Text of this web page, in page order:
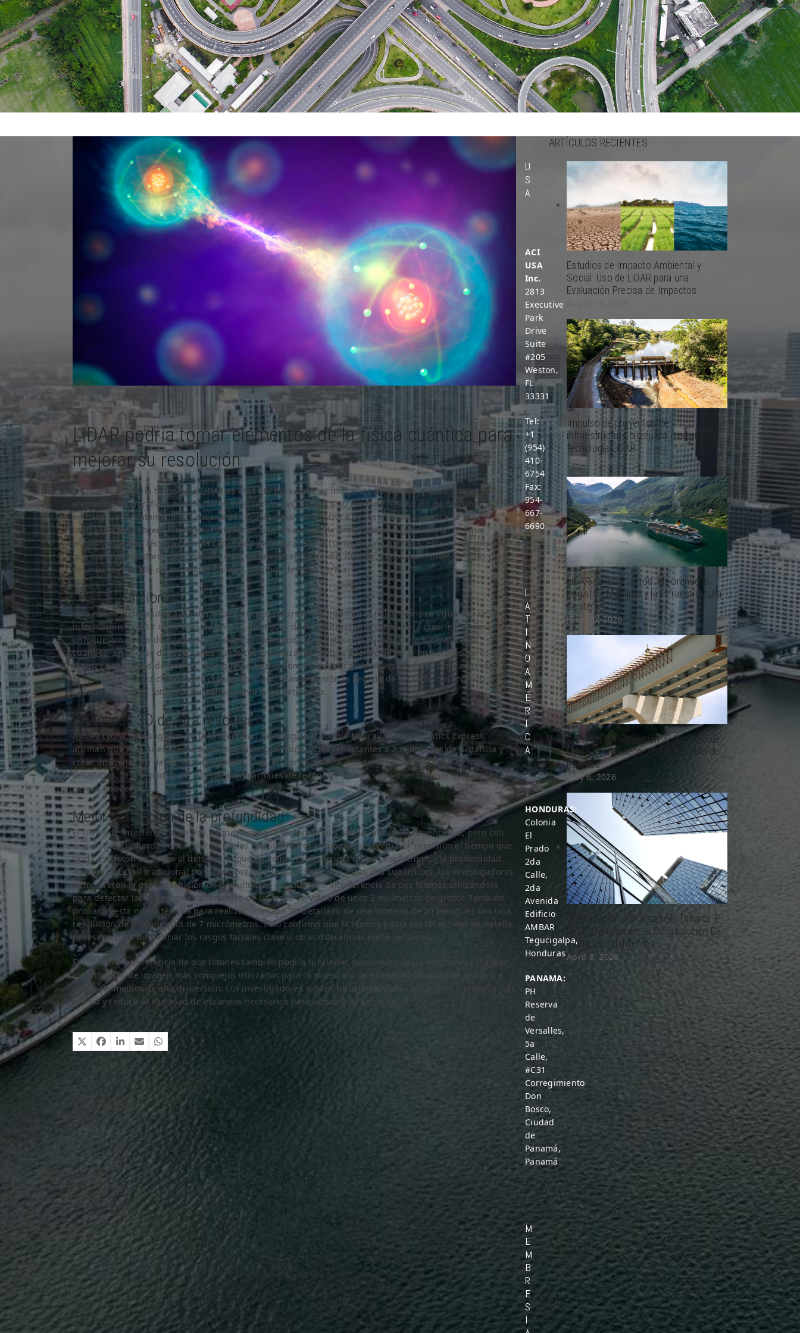
Sistema LiDAR
LiDAR podría tomar elementos de la física cuántica para
mejorar su resolución
En la actualidad, la tecnología LiDAR es más útil para obtener imágenes de objetos grandes, tales como
elementos topográficos o estructuras arquitectónicas, debido a su limitada resolución de profundidad. Sin
embargo, aparentemente las cosas están por cambiar. Una técnica de inspiración cuántica se está
utilizando para obtener imágenes LiDAR con una resolución de profundidad mucho mayor. Aunque
actualmente esta técnica tiene la capacidad para escanear la forma de una persona, esta nueva mejora,
que los investigadores denominan LiDAR de interferencia de dos fotones, capta suficientes detalles para
ver mucho más allá de los rasgos faciales. Veamos de qué se trata.
¿Cómo funciona?
Esta nueva técnica utiliza la interferometría, un recurso “inspirado en la física cuántica”, que extrae
información a partir de la manera en que dos haces de luz interfieren entre sí. Para crear este nuevo
enfoque, un grupo de investigadores aplicó conceptos de la detección cuántica a la luz clásica no
cuántica. En el caso de los fotones cuánticos entrelazados, sólo es posible generar numerosos pares de
fotones por unidad de tiempo, algo que no ocurre con la luz clásica. Los investigadores utilizaron esta
propiedad de la luz clásica para cronometrar con gran precisión la llegada de un fotón observando
cuándo llegan dos fotones simultáneamente a los detectores.
Imágenes 3D de alta resolución
Ashley Lyons, investigador de la Universidad de Glasgow, y Robbie Murray, autor de Optics Express,
afirman que esta nueva técnica permite distinguir superficies reflectantes a 2 milímetros de distancia y
crear imágenes 3D de altísima resolución. Esto, en consecuencia, puede generar imágenes 3D más
detalladas, lo que podría ser útil para aplicaciones de reconocimiento y seguimiento facial que impliquen
rasgos pequeños.
Mejor resolución de la profundidad
El LiDAR de interferencia de dos fotones funciona de forma muy similar al LiDAR convencional, pero con
una diferencia fundamental: permite a los investigadores cronometrar con mayor precisión el tiempo que
tarda ese fotón en llegar al detector, lo que da como resultado una mayor resolución de la profundidad.
Aunque el LiDAR tradicional no estaría preparado para distinguir estas dos superficies, los investigadores
demostraron la gran resolución de profundidad del LiDAR de interferencia de dos fotones utilizándolo
para detectar las superficies reflectantes de un trozo de vidrio de unos 2 milímetros de grosor. También
probaron esta nueva técnica para realizar un mapa 3D detallado de una moneda de 20 peniques con una
resolución de profundidad de 7 micrómetros. Esto confirmó que la técnica podía captar el nivel de detalle
necesario para diferenciar los rasgos faciales clave u otras diferencias entre personas.
El LiDAR de interferencia de dos fotones también podría funcionar con niveles de un solo fotón y mejorar
los enfoques de imagen más complejos utilizados para la obtención de imágenes sin línea de visión o a
través de medios de alta dispersión. Los investigadores siguen trabajando para conseguir un proceso más
rápido y reducir la cantidad de escaneos necesarios para adquirir información en 3D.
ARTÍCULOS RECIENTES
Estudios de Impacto Ambiental y
Social: Uso de LiDAR para una
Evaluación Precisa de Impactos
Impulso de proyectos de
infraestructura hidráulica mediante la
tecnología LiDAR
July 8, 2026
LiDAR en los Puertos: Mejorando la
Logística Marítima y la Infraestructura
Costera
June 10, 2026
A Escala con Precisión: El Impacto del
LiDAR en el Diseño y Construcción de
Puentes
May 6, 2026
Optimización Del Desarrollo Urbano: El
Papel Del Lidar en La Construcción De
Ciudades Inteligentes
April 8, 2026
U
S
A
ACI
USA
Inc.
2813
Executive
Park
Drive
Suite
#205
Weston,
FL
33331
Tel:
+1
(954)
410-
6754
Fax:
954-
667-
6690
L
A
T
I
N
O
A
M
É
R
I
C
A
HONDURAS:
Colonia
El
Prado
2da
Calle,
2da
Avenida
Edificio
AMBAR
Tegucigalpa,
Honduras
PANAMA:
PH
Reserva
de
Versalles,
5a
Calle,
#C31
Corregimiento
Don
Bosco,
Ciudad
de
Panamá,
Panamá
M
E
M
B
R
E
S
I